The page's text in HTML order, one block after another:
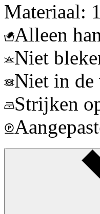
Materiaal:
Alleen
Niet
Niet in de
Strijken